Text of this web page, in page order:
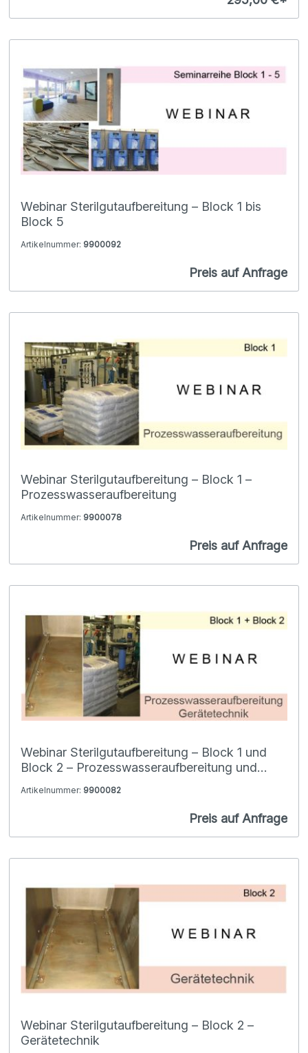
Webinar Sterilgutaufbereitung – Block 1 bis
Block 5
Artikelnummer: 9900092
Preis auf Anfrage
Webinar Sterilgutaufbereitung – Block 1 –
Prozesswasseraufbereitung
Artikelnummer: 9900078
Preis auf Anfrage
Webinar Sterilgutaufbereitung – Block 1 und
Block 2 – Prozesswasseraufbereitung und
Artikelnummer: 9900082
Preis auf Anfrage
Webinar Sterilgutaufbereitung – Block 2 –
Gerätetechnik